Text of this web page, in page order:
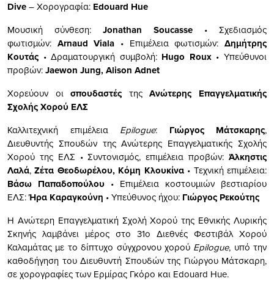
Dive– Χορογραφία: Edouard Hue
Μουσική σύνθεση: Jonathan Soucasse • Σχεδιασμός
φωτισμών: Arnaud Viala • Επιμέλεια φωτισμών: Δημήτρης
Κουτάς • Δραματουργική συμβολή: Hugo Roux• Υπεύθυνοι
προβών:Jaewon Jung,Alison Adnet
Χορεύουν οισπουδαστές τηςΑνώτερης Επαγγελματικής
Σχολής Χορού ΕΛΣ
Καλλιτεχνική επιμέλεια Epilogue: Γιώργος Μάτσκαρης,
Διευθυντής Σπουδών της Ανώτερης Επαγγελματικής Σχολής
Χορού της ΕΛΣ • Συντονισμός, επιμέλεια προβών: Άλκηστις
Λαλά, Ζέτα Θεοδωρέλου, Κόμη Κλουκίνα • Τεχνική επιμέλεια:
Βάσω Παπαδοπούλου • Επιμέλεια κοστουμιών βεστιαρίου
ΕΛΣ:Ήρα Καραγκούνη • Υπεύθυνος ήχου: Γιώργος Ρεκούτης
Η Ανώτερη Επαγγελματική Σχολή Χορού της Εθνικής Λυρικής
Σκηνής λαμβάνει μέρος στο 31ο Διεθνές Φεστιβάλ Χορού
Καλαμάτας με το δίπτυχο σύγχρονου χορού Epilogue, υπό την
καθοδήγηση του Διευθυντή Σπουδών της Γιώργου Μάτσκαρη,
σε χορογραφίες των Ερμίρας Γκόρο και Edοuard Hue.